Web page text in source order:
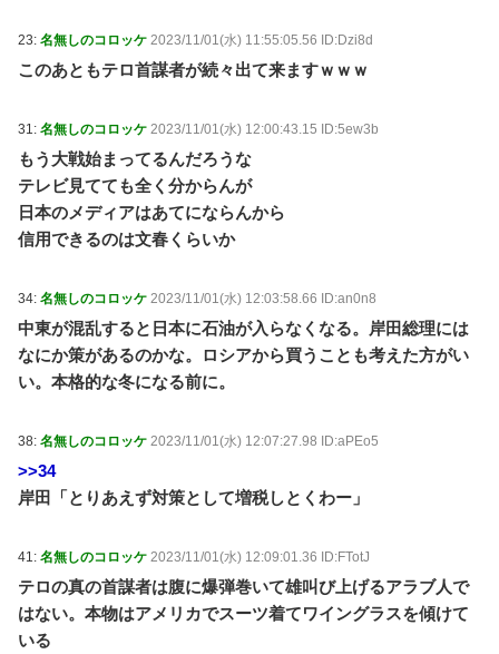
23: 名無しのコロッケ 2023/11/01(水) 11:55:05.56 ID:Dzi8d
このあともテロ首謀者が続々出て来ますｗｗｗ
31: 名無しのコロッケ 2023/11/01(水) 12:00:43.15 ID:5ew3b
もう大戦始まってるんだろうな
テレビ見てても全く分からんが
日本のメディアはあてにならんから
信用できるのは文春くらいか
34: 名無しのコロッケ 2023/11/01(水) 12:03:58.66 ID:an0n8
中東が混乱すると日本に石油が入らなくなる。岸田総理には
なにか策があるのかな。ロシアから買うことも考えた方がい
い。本格的な冬になる前に。
38: 名無しのコロッケ 2023/11/01(水) 12:07:27.98 ID:aPEo5
>>34
岸田「とりあえず対策として増税しとくわー」
41: 名無しのコロッケ 2023/11/01(水) 12:09:01.36 ID:FTotJ
テロの真の首謀者は腹に爆弾巻いて雄叫び上げるアラブ人で
はない。本物はアメリカでスーツ着てワイングラスを傾けて
いる